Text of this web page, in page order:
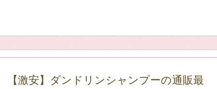
【激安】ダンドリンシャンプーの通販最